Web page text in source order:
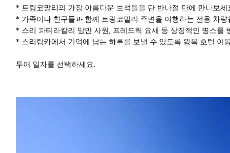
* 트링코말리의 가장 아름다운 보석들을 단 반나절 만에 만나보
* 가족이나 친구들과 함께 트링코말리 주변을 여행하는 전용 차량
* 스리 파티라칼리 암만 사원, 프레드릭 요새 등 상징적인 명소를
* 스리랑카에서 기억에 남는 하루를 보낼 수 있도록 왕복 호텔 이
투어 일자를 선택하세요.